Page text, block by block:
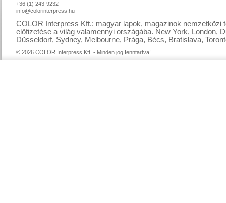
+36 (1) 243-9232
info@colorinterpress.hu
COLOR Interpress Kft.: magyar lapok, magazinok nemzetközi
előfizetése a világ valamennyi országába. New York, London,
Düsseldorf, Sydney, Melbourne, Prága, Bécs, Bratislava,
© 2026 COLOR Interpress Kft. - Minden jog fenntartva!